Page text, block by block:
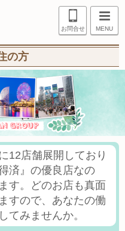
お問合せ MENU
の方
12店舗展開しており
済』の優良店なの
す。どのお店も真面
すので、あなたの働
てみませんか。